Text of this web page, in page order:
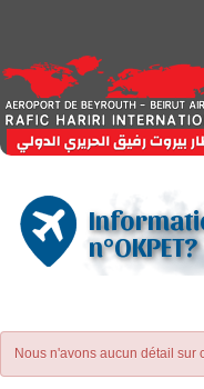
n°OKPET?
Nous n'avons aucun détail sur